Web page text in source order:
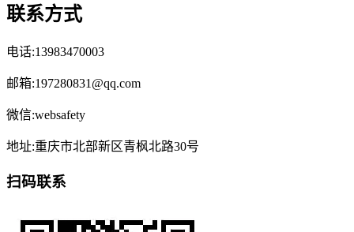
联系方式
电话:13983470003
邮箱:197280831@qq.com
微信:websafety
地址:重庆市北部新区青枫北路30号
扫码联系